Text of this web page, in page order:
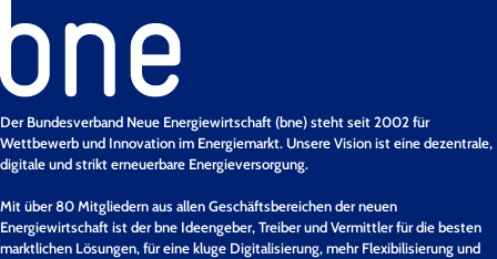
Der Bundesverband Neue Energiewirtschaft (bne) steht seit 2002 für
Wettbewerb und Innovation im Energiemarkt. Unsere Vision ist eine dezentrale,
digitale und strikt erneuerbare Energieversorgung.
Mit über 80 Mitgliedern aus allen Geschäftsbereichen der neuen
Energiewirtschaft ist der bne Ideengeber, Treiber und Vermittler für die besten
marktlichen Lösungen, für eine kluge Digitalisierung, mehr Flexibilisierung und